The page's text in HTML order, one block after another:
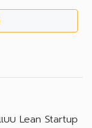
บ Lean Startup